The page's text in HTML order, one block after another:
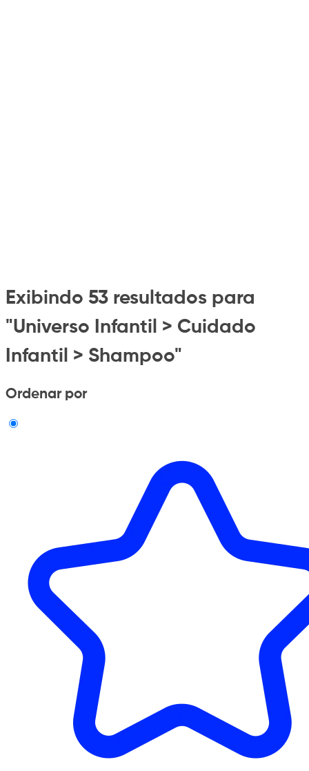
Exibindo 53 resultados para
"Universo Infantil > Cuidado
Infantil > Shampoo"
Ordenar por